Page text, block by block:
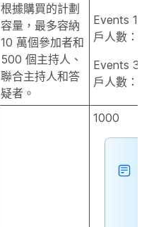
根據購買的計劃
容量，最多容納
10 萬個參加者和
500 個主持人、
聯合主持人和答
疑者。
Events
戶人數：
Events
戶人數：
1000